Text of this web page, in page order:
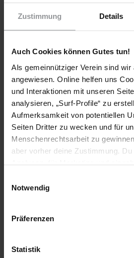
Zustimmung Details
Auch Cookies können Gutes tun!
Als gemeinnütziger Verein sind wir
angewiesen. Online helfen uns
und Interaktionen mit unseren
analysieren, „Surf-Profile“ zu
Aufmerksamkeit von potentiellen
Seiten Dritter zu wecken und für
Menschenrechtsarbeit zu
aber vorher deine Zustimmung.
wieder ändern. Diesen Banner
Notwendig
Präferenzen
Statistik
Bleib informiert
Header
Abonniere den Amnesty-
für die Menschenrechte stark!
Vorname
E-
Nutzungsbedingungen